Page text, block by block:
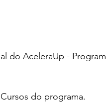
do AceleraUp -
do programa.